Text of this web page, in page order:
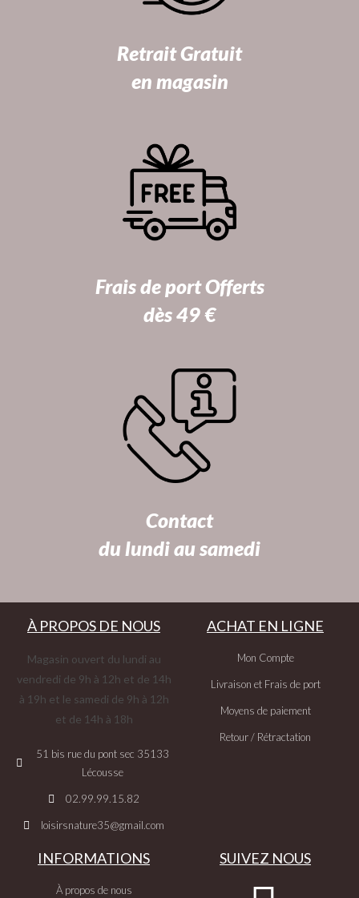
Retrait Gratuit
en magasin
Frais de port Offerts
dès 49 €
Contact
du lundi au samedi
À PROPOS DE NOUS
Magasin ouvert du lundi au
vendredi de 9h à 12h et de 14h
à 19h et le samedi de 9h à 12h
et de 14h à 18h
51 bis rue du pont sec 35133
Lécousse
02.99.99.15.82
loisirsnature35@gmail.com
ACHAT EN LIGNE
Mon Compte
Livraison et Frais de port
Moyens de paiement
Retour / Rétractation
INFORMATIONS
À propos de nous
SUIVEZ NOUS